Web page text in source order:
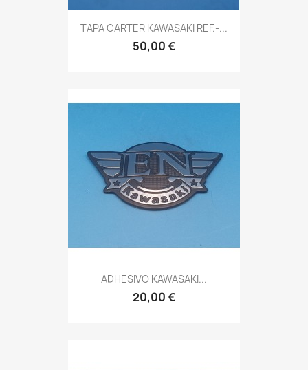
TAPA CARTER KAWASAKI REF.-...
50,00 €
ADHESIVO KAWASAKI...
20,00 €